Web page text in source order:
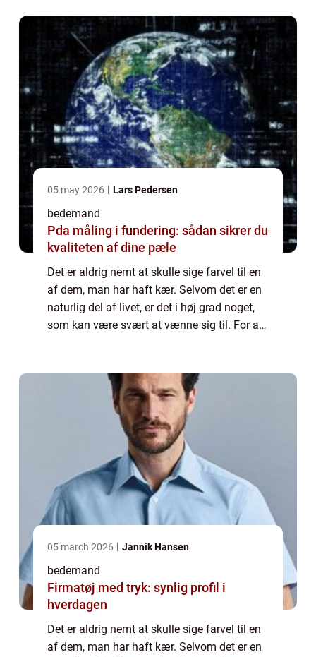
05 may 2026 Lars Pedersen
bedemand
Pda måling i fundering: sådan sikrer du
kvaliteten af dine pæle
Det er aldrig nemt at skulle sige farvel til en
af dem, man har haft kær. Selvom det er en
naturlig del af livet, er det i høj grad noget,
som kan være svært at vænne sig til. For at
05 march 2026 Jannik Hansen
bedemand
Firmatøj med tryk: synlig profil i
hverdagen
Det er aldrig nemt at skulle sige farvel til en
af dem, man har haft kær. Selvom det er en